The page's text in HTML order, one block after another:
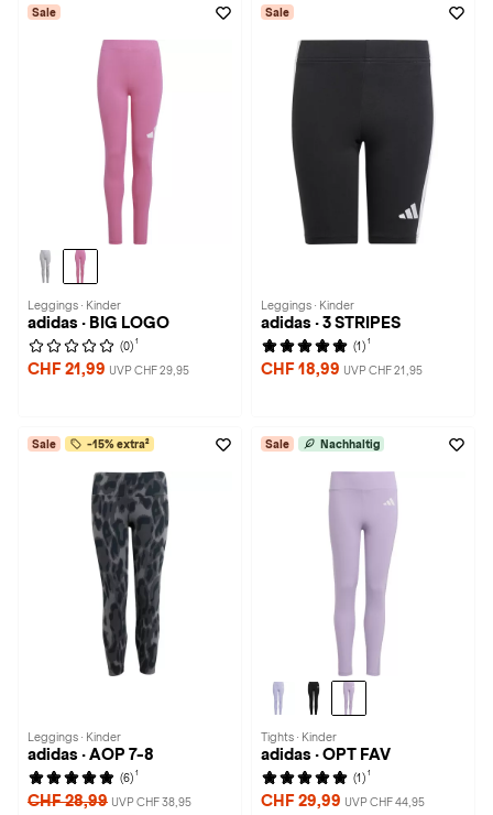
Sale
Leggings · Kinder
adidas · BIG LOGO
(0) 1
CHF 21,99 UVP CHF 29,95
Sale
Leggings · Kinder
adidas · 3 STRIPES
(1) 1
CHF 18,99 UVP CHF 21,95
Sale -15% extra²
Leggings · Kinder
adidas · AOP 7-8
(6) 1
CHF 28,99 UVP CHF 38,95
Sale Nachhaltig
Tights · Kinder
adidas · OPT FAV
(1) 1
CHF 29,99 UVP CHF 44,95